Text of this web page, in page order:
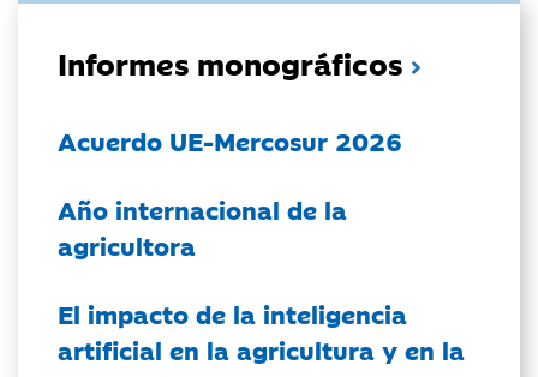
Informes monográficos
Acuerdo UE-Mercosur 2026
Año internacional de la
agricultora
El impacto de la inteligencia
artificial en la agricultura y en la